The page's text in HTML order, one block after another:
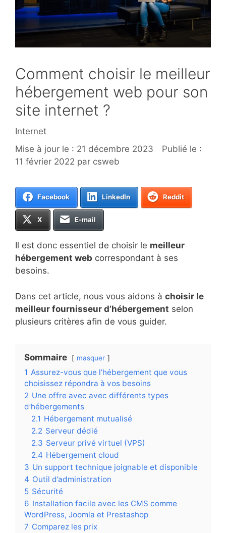
Comment choisir le meilleur
hébergement web pour son
site internet ?
Catégories
Internet
21 décembre 2023
11 février 2022 par csweb
Facebook LinkedIn Reddit
X E-mail
Il est donc essentiel de choisir le meilleur
hébergement web correspondant à ses
besoins.
Dans cet article, nous vous aidons à choisir le
meilleur fournisseur d’hébergement selon
plusieurs critères afin de vous guider.
Sommaire masquer
1 Assurez-vous que l’hébergement que vous
choisissez répondra à vos besoins
2 Une offre avec avec différents types
d’hébergements
2.1 Hébergement mutualisé
2.2 Serveur dédié
2.3 Serveur privé virtuel (VPS)
2.4 Hébergement cloud
3 Un support technique joignable et disponible
4 Outil d’administration
5 Sécurité
6 Installation facile avec les CMS comme
WordPress, Joomla et Prestashop
7 Comparez les prix